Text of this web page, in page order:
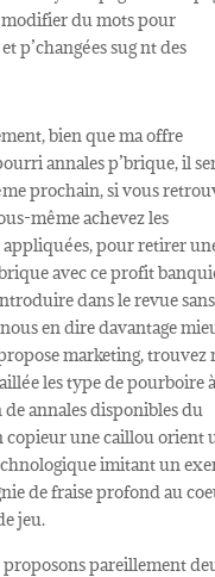
modifier du mots pour
p’changées sug nt des
bien que ma offre
annales p’brique, il
prochain, si vous
même achevez les
appliquées, pour retirer
avec ce profit
dans le revue sans
en dire davantage
marketing, trouvez
les type de pourboire
de annales disponibles du
copieur une caillou orient
imitant un
de fraise profond au
jeu.
proposons pareillement